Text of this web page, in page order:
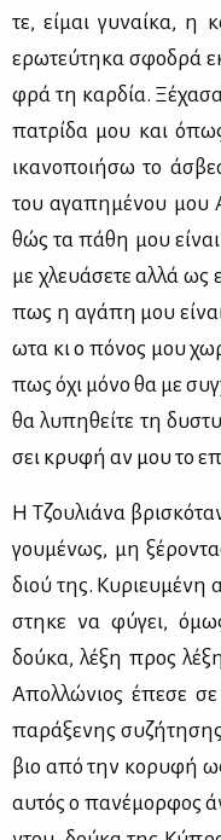
τε, εί­μαι γυ­ναί­κα, η
ερω­τεύ­τη­κα σφο­δρά
φρά τη καρ­δία.
πα­τρί­δα μου και
ικα­νο­ποι­ή­σω το
του αγα­πη­μέ­νου μου
θώς τα πά­θη μου
με χλευά­σε­τε αλ­λά ως
πως η αγά­πη μου
ω­τα κι ο πό­νος μου
πως όχι μό­νο θα με
θα λυ­πη­θεί­τε τη
σει κρυ­φή αν μου το
Η Τζου­λιά­να
γου­μέ­νως, μη
διού της. Κυ­ριευ­μέ­νη
στη­κε να φύ­γει,
δού­κα, λέ­ξη προς
Απολ­λώ­νιος έπε­σε σε
πα­ρά­ξε­νης συ­ζή­τη­σης
βιο από την κο­ρυ­φή
αυ­τός ο πα­νέ­μορ­φος